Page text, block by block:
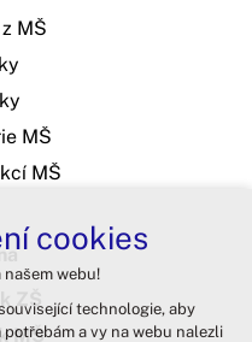
MŠ
MŠ
MŠ
ZŠ
MŠ
cookies
webu!
technologie, aby
a vy na webu nalezli